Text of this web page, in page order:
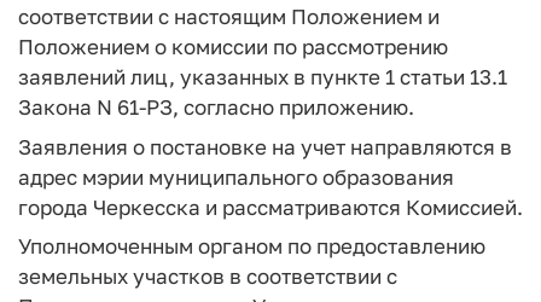
соответствии с настоящим Положением и
Положением о комиссии по рассмотрению
заявлений лиц, указанных в пункте 1 статьи 13.1
Закона N 61-РЗ, согласно приложению.
Заявления о постановке на учет направляются в
адрес мэрии муниципального образования
города Черкесска и рассматриваются Комиссией.
Уполномоченным органом по предоставлению
земельных участков в соответствии с